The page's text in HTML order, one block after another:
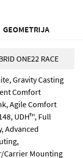
GEOMETRIJA
ONE22 RACE
Gravity Casting
Comfort
Agile Comfort
UDH™, Full
Advanced
Carrier Mounting